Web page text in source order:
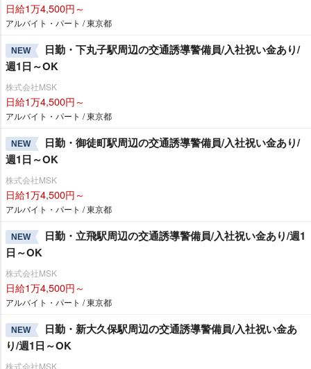
日給1万4,500円～
アルバイト・パート / 東京都
NEW
日勤・下丸子駅周辺の交通誘導警備員/入社祝い金あり/
週1日～OK
株式会社MSK
日給1万4,500円～
アルバイト・パート / 東京都
NEW
日勤・御徒町駅周辺の交通誘導警備員/入社祝い金あり/
週1日～OK
株式会社MSK
日給1万4,500円～
アルバイト・パート / 東京都
NEW
日勤・立飛駅周辺の交通誘導警備員/入社祝い金あり/週1
日～OK
株式会社MSK
日給1万4,500円～
アルバイト・パート / 東京都
NEW
日勤・新大久保駅周辺の交通誘導警備員/入社祝い金あ
り/週1日～OK
株式会社MSK